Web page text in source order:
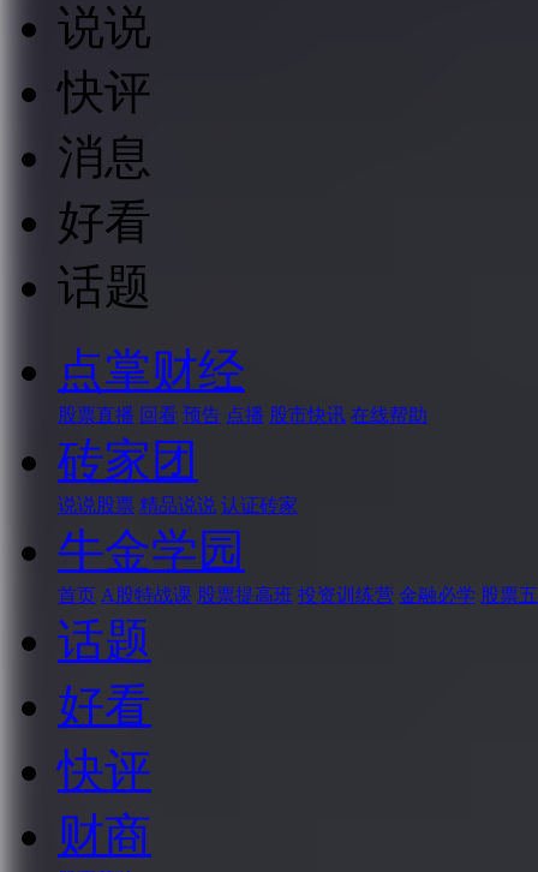
说说
快评
消息
好看
话题
点掌财经
股票直播 回看 预告 点播 股市快讯 在线帮助
砖家团
说说股票 精品说说 认证砖家
牛金学园
首页 A股特战课 股票提高班 投资训练营 金融必学 股票
话题
好看
快评
财商